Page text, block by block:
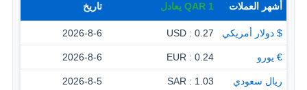
أشهر العملات 1
QAR يعادل تاريخ
$ دولار أمريكي 0.27 : USD
2026-8-6
€ يورو 0.24 : EUR
2026-8-6
ريال سعودي 1.03 : SAR
2026-8-5